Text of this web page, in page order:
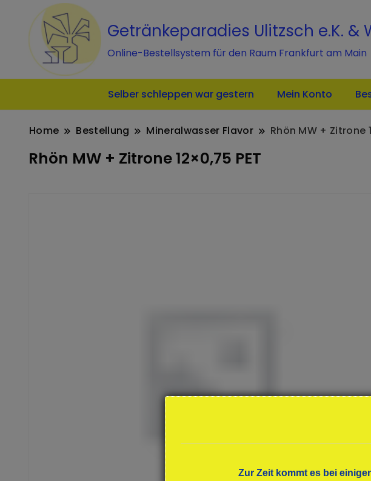
Getränkeparadies Ulitzsch e.K. &
Online-Bestellsystem für den Raum Frankfurt am Main
Selber schleppen war gestern Mein Konto
Home Bestellung Mineralwasser Flavor Rhön MW + Zitrone
Rhön MW + Zitrone 12×0,75 PET
Zur Zeit kommt es bei